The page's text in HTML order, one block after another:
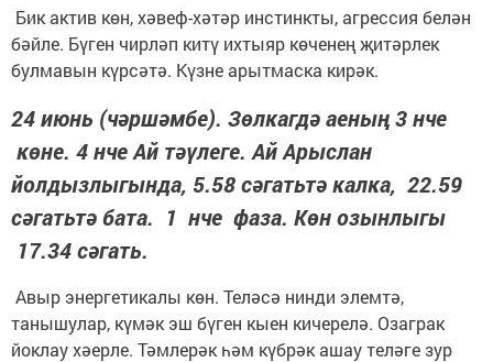
Бик актив көн, хәвеф-хәтәр инстинкты, агрессия белән
бәйле. Бүген чирләп китү ихтыяр көченең җитәрлек
булмавын күрсәтә. Күзне арытмаска кирәк.
24 июнь (чәршәмбе). Зөлкагдә аеның 3 нче
көне. 4 нче Ай тәүлеге. Ай Арыслан
йолдызлыгында, 5.58 сәгатьтә калка, 22.59
сәгатьтә бата. 1 нче фаза. Көн озынлыгы
17.34 сәгать.
Авыр энергетикалы көн. Теләсә нинди элемтә,
танышулар, күмәк эш бүген кыен кичерелә. Озаграк
йоклау хәерле. Тәмлерәк һәм күбрәк ашау теләге зур